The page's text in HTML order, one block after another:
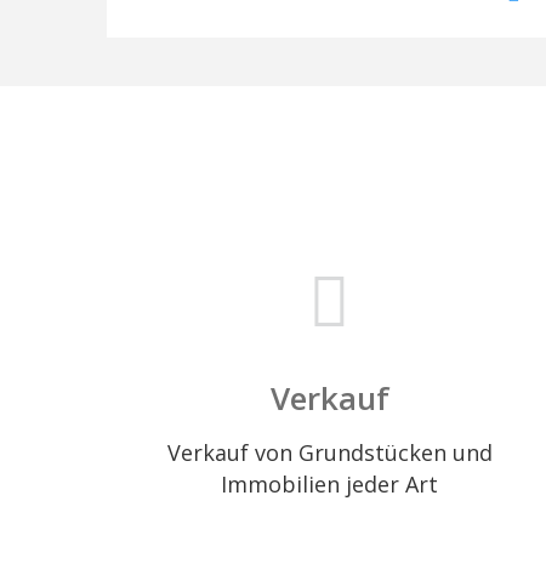
Verkauf
Verkauf von Grundstücken und
Immobilien jeder Art